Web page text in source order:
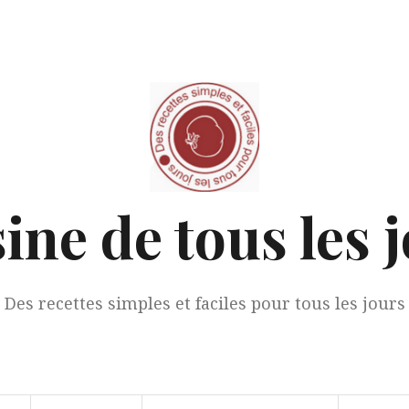
de tous les
Des recettes simples et faciles pour tous les jours